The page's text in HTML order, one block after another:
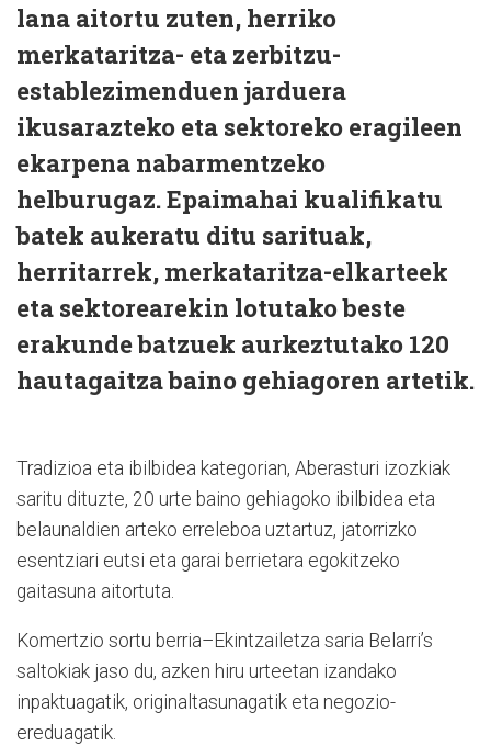
lana aitortu zuten, herriko
merkataritza- eta zerbitzu-
establezimenduen jarduera
ikusarazteko eta sektoreko eragileen
ekarpena nabarmentzeko
helburugaz. Epaimahai kualifikatu
batek aukeratu ditu sarituak,
herritarrek, merkataritza-elkarteek
eta sektorearekin lotutako beste
erakunde batzuek aurkeztutako 120
hautagaitza baino gehiagoren artetik.
Tradizioa eta ibilbidea kategorian, Aberasturi izozkiak
saritu dituzte, 20 urte baino gehiagoko ibilbidea eta
belaunaldien arteko erreleboa uztartuz, jatorrizko
esentziari eutsi eta garai berrietara egokitzeko
gaitasuna aitortuta.
Komertzio sortu berria–Ekintzailetza saria Belarri’s
saltokiak jaso du, azken hiru urteetan izandako
inpaktuagatik, originaltasunagatik eta negozio-
ereduagatik.